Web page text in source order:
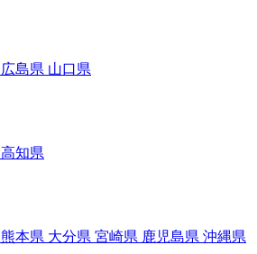
広島県 山口県
高知県
熊本県 大分県 宮崎県 鹿児島県 沖縄県